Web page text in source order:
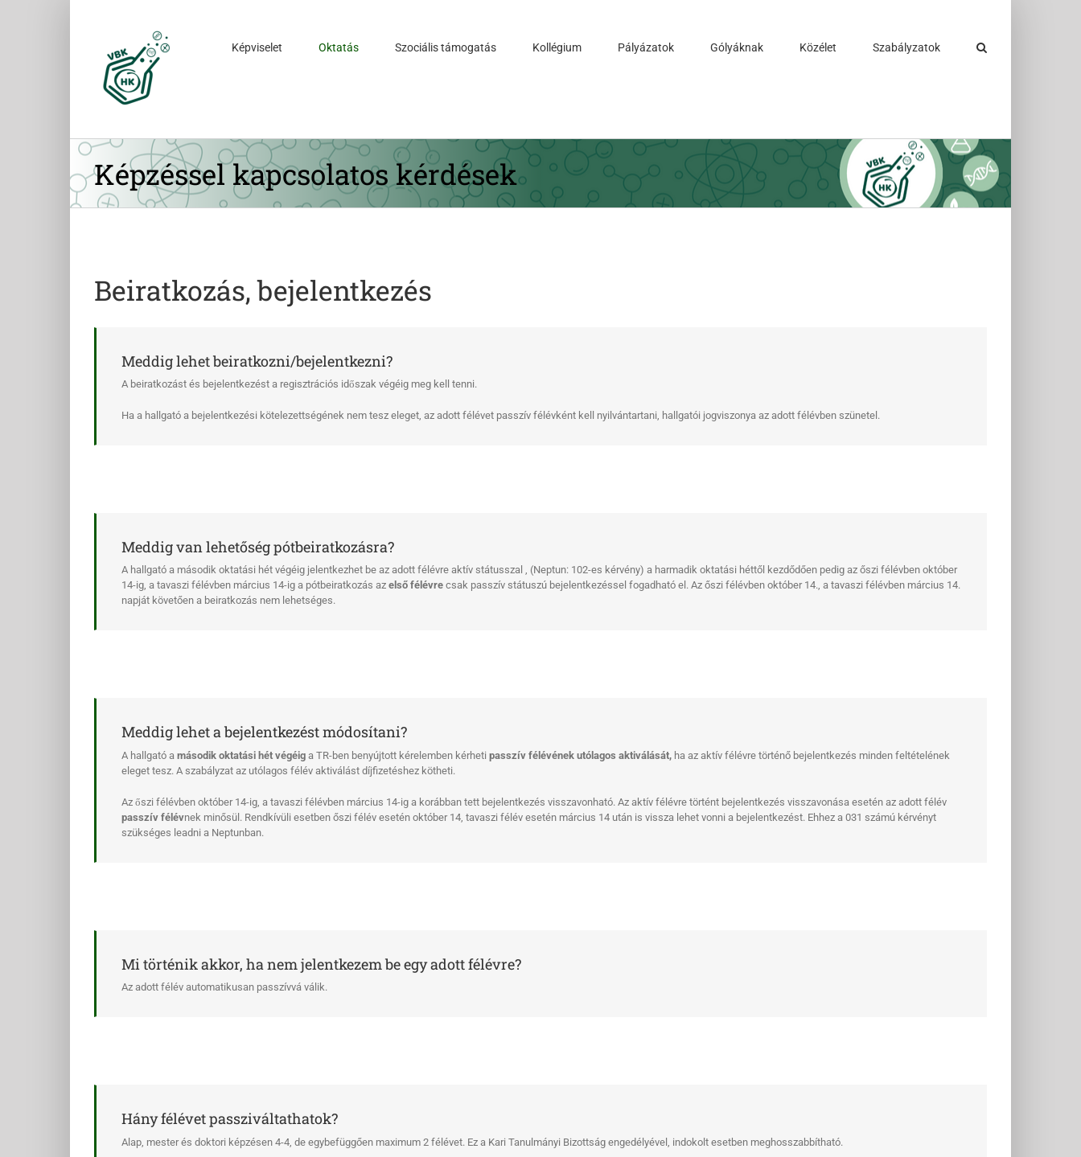
Képviselet Oktatás Szociális támogatás Kollégium Pályázatok Gólyáknak Közélet Szabályzatok
Képzéssel kapcsolatos kérdések
Beiratkozás, bejelentkezés
Meddig lehet beiratkozni/bejelentkezni?
A beiratkozást és bejelentkezést a regisztrációs időszak végéig meg kell tenni.
Ha a hallgató a bejelentkezési kötelezettségének nem tesz eleget, az adott félévet passzív félévként kell nyilvántartani, hallgatói jogviszonya az adott félévben szünetel.
Meddig van lehetőség pótbeiratkozásra?
A hallgató a második oktatási hét végéig jelentkezhet be az adott félévre aktív státusszal , (Neptun: 102-es kérvény) a harmadik oktatási héttől kezdődően pedig az őszi félévben október
14-ig, a tavaszi félévben március 14-ig a pótbeiratkozás az első félévrecsak passzív státuszú bejelentkezéssel fogadható el. Az őszi félévben október 14., a tavaszi félévben március 14.
napját követően a beiratkozás nem lehetséges.
Meddig lehet a bejelentkezést módosítani?
A hallgató a második oktatási hét végéiga TR-ben benyújtott kérelemben kérheti passzív félévének utólagos aktiválását,ha az aktív félévre történő bejelentkezés minden feltételének
eleget tesz. A szabályzat az utólagos félév aktiválást díjfizetéshez kötheti.
Az őszi félévben október 14-ig, a tavaszi félévben március 14-ig a korábban tett bejelentkezés visszavonható. Az aktív félévre történt bejelentkezés visszavonása esetén az adott félév
passzív félévnek minősül. Rendkívüli esetben őszi félév esetén október 14, tavaszi félév esetén március 14 után is vissza lehet vonni a bejelentkezést. Ehhez a 031 számú kérvényt
szükséges leadni a Neptunban.
Mi történik akkor, ha nem jelentkezem be egy adott félévre?
Az adott félév automatikusan passzívvá válik.
Hány félévet passziváltathatok?
Alap, mester és doktori képzésen 4-4, de egybefüggően maximum 2 félévet. Ez a Kari Tanulmányi Bizottság engedélyével, indokolt esetben meghosszabbítható.